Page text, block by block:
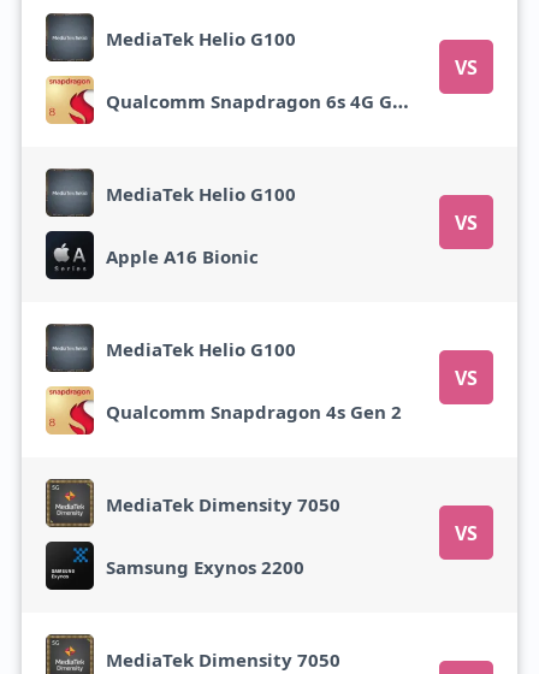
MediaTek Helio G100
VS
Qualcomm Snapdragon 6s 4G Gen 2
MediaTek Helio G100
VS
Apple A16 Bionic
MediaTek Helio G100
VS
Qualcomm Snapdragon 4s Gen 2
MediaTek Dimensity 7050
VS
Samsung Exynos 2200
MediaTek Dimensity 7050